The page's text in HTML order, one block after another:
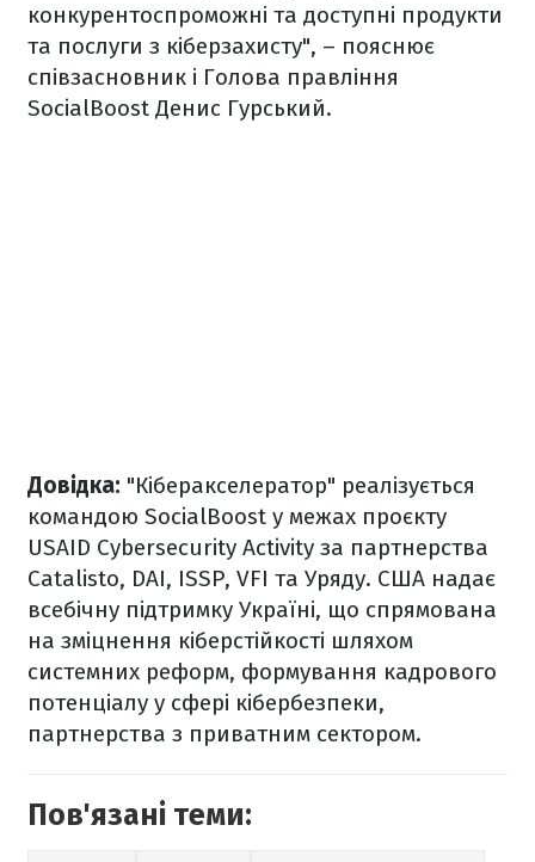
конкурентоспроможні та доступні продукти
та послуги з кіберзахисту", – пояснює
співзасновник і Голова правління
SocialBoost Денис Гурський.
Довідка: "Кіберакселератор" реалізується
командою SocialBoost у межах проєкту
USAID Cybersecurity Activity за партнерства
Catalisto, DAI, ISSP, VFI та Уряду. США надає
всебічну підтримку Україні, що спрямована
на зміцнення кіберстійкості шляхом
системних реформ, формування кадрового
потенціалу у сфері кібербезпеки,
партнерства з приватним сектором.
Пов'язані теми: